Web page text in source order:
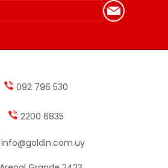
092 796 530
2200 6835
info@goldin.com.uy